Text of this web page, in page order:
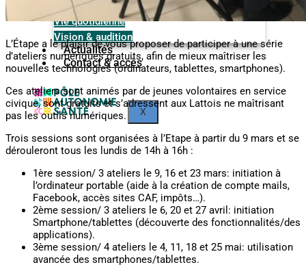
Poste de travail
Vie quotidienne
Vision & audition
Actualités
Contact & accès
X
L’Étape a le plaisir de vous proposer de participer à une série
d’ateliers numériques gratuits, afin de mieux maîtriser les
nouvelles technologies (ordinateurs, tablettes, smartphones).
Ces ateliers sont animés par de jeunes volontaires en service
civique, sont gratuits et s’adressent aux Lattois ne maîtrisant
pas les outils numériques.
Trois sessions sont organisées à l’Etape à partir du 9 mars et se
dérouleront tous les lundis de 14h à 16h :
1ère session/ 3 ateliers le 9, 16 et 23 mars: initiation à
l’ordinateur portable (aide à la création de compte mails,
Facebook, accès sites CAF, impôts…).
2ème session/ 3 ateliers le 6, 20 et 27 avril: initiation
Smartphone/tablettes (découverte des fonctionnalités/des
applications).
3ème session/ 4 ateliers le 4, 11, 18 et 25 mai: utilisation
avancée des smartphones/tablettes.